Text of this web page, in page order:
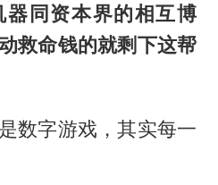
同资本界的相互博
救命钱的就剩下这帮
数字游戏，其实每一